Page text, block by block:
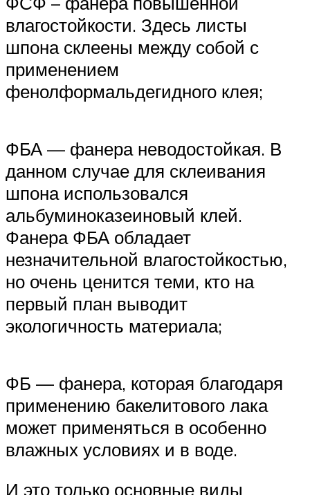
влагостойкости. Здесь листы
шпона склеены между собой с
применением
фенолформальдегидного клея;
ФБА — фанера неводостойкая. В
данном случае для склеивания
шпона использовался
альбуминоказеиновый клей.
Фанера ФБА обладает
незначительной влагостойкостью,
но очень ценится теми, кто на
первый план выводит
экологичность материала;
ФБ — фанера, которая благодаря
применению бакелитового лака
может применяться в особенно
влажных условиях и в воде.
И это только основные виды